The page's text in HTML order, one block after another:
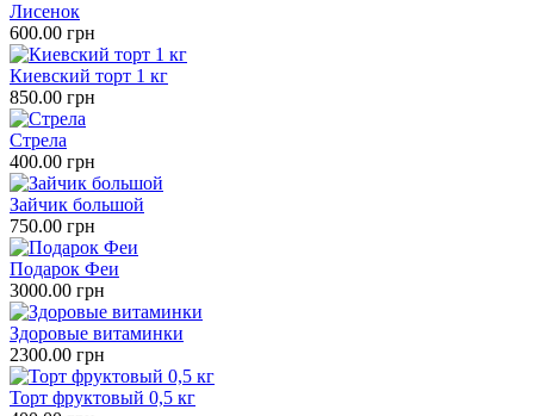
Лисенок
600.00 грн
Киевский торт 1 кг
850.00 грн
Стрела
400.00 грн
Зайчик большой
750.00 грн
Подарок Феи
3000.00 грн
Здоровые витаминки
2300.00 грн
Торт фруктовый 0,5 кг